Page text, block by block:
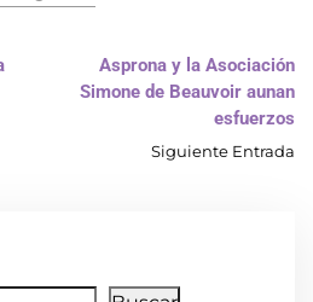
Asprona y la Asociación
Simone de Beauvoir aunan
esfuerzos
Siguiente Entrada